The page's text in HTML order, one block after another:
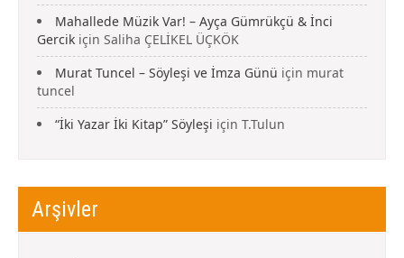
Mahallede Müzik Var! – Ayça Gümrükçü & İnci
Gercik için Saliha ÇELİKEL ÜÇKÖK
Murat Tuncel – Söyleşi ve İmza Günü için murat
tuncel
“İki Yazar İki Kitap” Söyleşi için T.Tulun
Arşivler